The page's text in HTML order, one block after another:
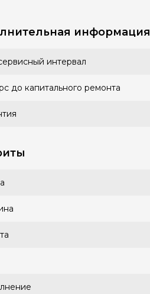
информация
интервал
до капитального ремонта